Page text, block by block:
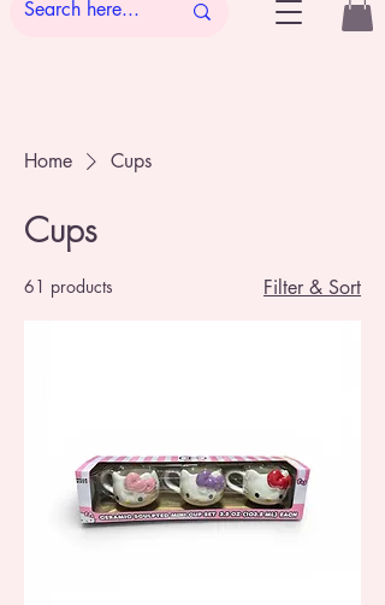
Home Cups
Cups
61 products Filter & Sort